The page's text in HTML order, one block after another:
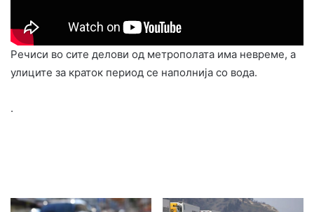
Речиси во сите делови од метрополата има невреме, а
улиците за краток период се наполнија со вода.
.